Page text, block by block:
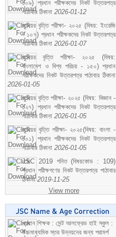
১০৯) প্রধান পরীক্ষকদের নিকট উত্তরপত্র
পাঠাবার ঠিকানা 2026-01-12
জুনিয়র বৃত্তি পরীক্ষা- ২০২৫ (বিষয়: ইংরেজি
- ১০৭) প্রধান পরীক্ষকদের নিকট উত্তরপত্র
পাঠাবার ঠিকানা 2026-01-07
জুনিয়র বৃত্তি পরীক্ষা- ২০২৫ (বিষয়:
বাংলাদেশ ও বিশ্ব পরিচয় - ১৫০) প্রধান
পরীক্ষকদের নিকট উত্তরপত্র পাঠাবার ঠিকানা
2026-01-05
জুনিয়র বৃত্তি পরীক্ষা- ২০২৫ (বিষয়: বিজ্ঞান -
১২৭) প্রধান পরীক্ষকদের নিকট উত্তরপত্র
পাঠাবার ঠিকানা 2026-01-05
জুনিয়র বৃত্তি পরীক্ষা- ২০২৫(বিষয়: বাংলা -
১০১) প্রধান পরীক্ষকদের নিকট উত্তরপত্র
পাঠাবার ঠিকানা 2026-01-05
JSC 2019 গনিত (বিষয়কোড : 109)
প্রধান পরীক্ষগণের নিকট উত্তরপত্র পাঠাবার
ঠিকানা2019-11-25
View more
প্রধান শিক্ষক : সেন্ট আলফ্রেড হাই স্কুল :
উচ্চমাধ্যমিক স্তর উন্নয়নের জন্য পরামর্শ